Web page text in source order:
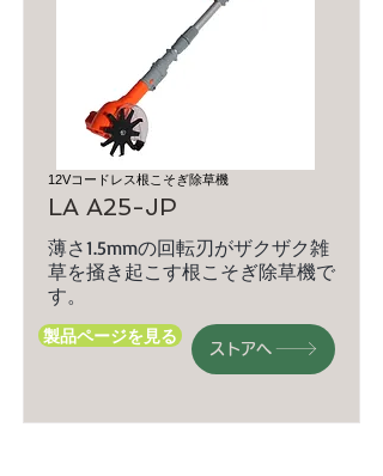
12Vコードレス根こそぎ除草機
LA A25-JP
薄さ1.5mmの回転刃がザクザク雑
草を掻き起こす根こそぎ除草機で
す。
製品ページを見る
ストアへ